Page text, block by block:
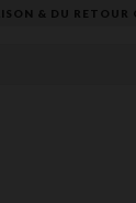
& DU RETOUR